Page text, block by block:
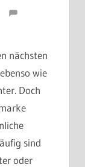
nächsten
wie
Doch
sind
oder